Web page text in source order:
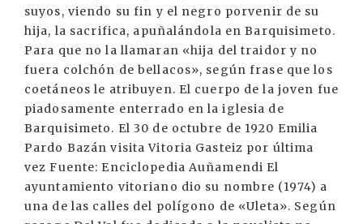
suyos, viendo su fin y el negro porvenir de su
hija, la sacrifica, apuñalándola en Barquisimeto.
Para que no la llamaran «hija del traidor y no
fuera colchón de bellacos», según frase que los
coetáneos le atribuyen. El cuerpo de la joven fue
piadosamente enterrado en la iglesia de
Barquisimeto. El 30 de octubre de 1920 Emilia
Pardo Bazán visita Vitoria Gasteiz por última
vez Fuente: Enciclopedia Auñamendi El
ayuntamiento vitoriano dio su nombre (1974) a
una de las calles del polígono de «Uleta». Según